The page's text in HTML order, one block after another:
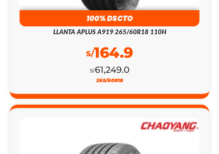
100% DSCTO
LLANTA APLUS A919 265/60R18 110H
S/61,249.0
S/164.9
265/60R18